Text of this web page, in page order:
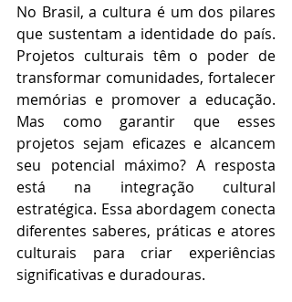
No Brasil, a cultura é um dos pilares
que sustentam a identidade do país.
Projetos culturais têm o poder de
transformar comunidades, fortalecer
memórias e promover a educação.
Mas como garantir que esses
projetos sejam eficazes e alcancem
seu potencial máximo? A resposta
está na integração cultural
estratégica. Essa abordagem conecta
diferentes saberes, práticas e atores
culturais para criar experiências
significativas e duradouras.